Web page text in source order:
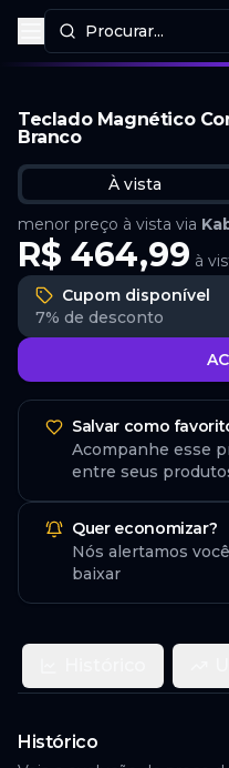
Procurar...
Procurar produtos
Teclado Magnético
Branco
À vista
menor preço à vista via
R$ 464,99 à
Cupom disponível
7% de desconto
Salvar como
Acompanhe esse
entre seus
Quer economizar?
Nós alertamos
baixar
Histórico